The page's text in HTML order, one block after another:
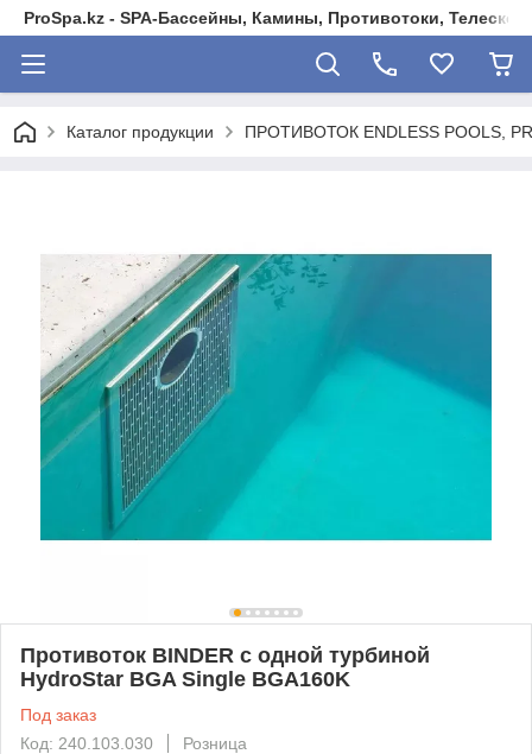
ProSpa.kz - SPA-Бассейны, Камины, Противотоки,
Каталог продукции ПРОТИВОТОК ENDLESS POOLS,
Противоток BINDER с одной турбиной
HydroStar BGA Single BGA160K
Под заказ
Код: 240.103.030
Розница